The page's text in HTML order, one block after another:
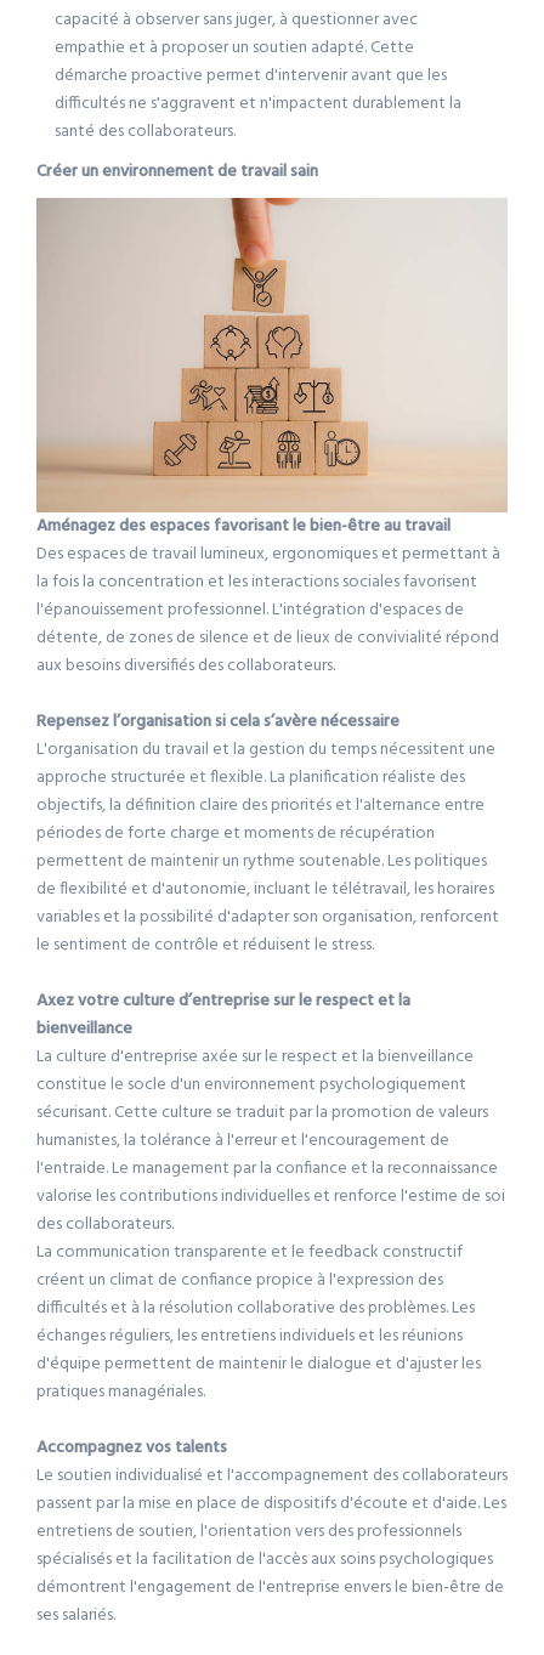
capacité à observer sans juger, à questionner avec
empathie et à proposer un soutien adapté. Cette
démarche proactive permet d'intervenir avant que les
difficultés ne s'aggravent et n'impactent durablement la
santé des collaborateurs.
Créer un environnement de travail sain
Aménagez des espaces favorisant le bien-être au travail
Des espaces de travail lumineux, ergonomiques et permettant à
la fois la concentration et les interactions sociales favorisent
l'épanouissement professionnel. L'intégration d'espaces de
détente, de zones de silence et de lieux de convivialité répond
aux besoins diversifiés des collaborateurs.
Repensez l’organisation si cela s’avère nécessaire
L'organisation du travail et la gestion du temps nécessitent une
approche structurée et flexible. La planification réaliste des
objectifs, la définition claire des priorités et l'alternance entre
périodes de forte charge et moments de récupération
permettent de maintenir un rythme soutenable. Les politiques
de flexibilité et d'autonomie, incluant le télétravail, les horaires
variables et la possibilité d'adapter son organisation, renforcent
le sentiment de contrôle et réduisent le stress.
Axez votre culture d’entreprise sur le respect et la
bienveillance
La culture d'entreprise axée sur le respect et la bienveillance
constitue le socle d'un environnement psychologiquement
sécurisant. Cette culture se traduit par la promotion de valeurs
humanistes, la tolérance à l'erreur et l'encouragement de
l'entraide. Le management par la confiance et la reconnaissance
valorise les contributions individuelles et renforce l'estime de soi
des collaborateurs.
La communication transparente et le feedback constructif
créent un climat de confiance propice à l'expression des
difficultés et à la résolution collaborative des problèmes. Les
échanges réguliers, les entretiens individuels et les réunions
d'équipe permettent de maintenir le dialogue et d'ajuster les
pratiques managériales.
Accompagnez vos talents
Le soutien individualisé et l'accompagnement des collaborateurs
passent par la mise en place de dispositifs d'écoute et d'aide. Les
entretiens de soutien, l'orientation vers des professionnels
spécialisés et la facilitation de l'accès aux soins psychologiques
démontrent l'engagement de l'entreprise envers le bien-être de
ses salariés.